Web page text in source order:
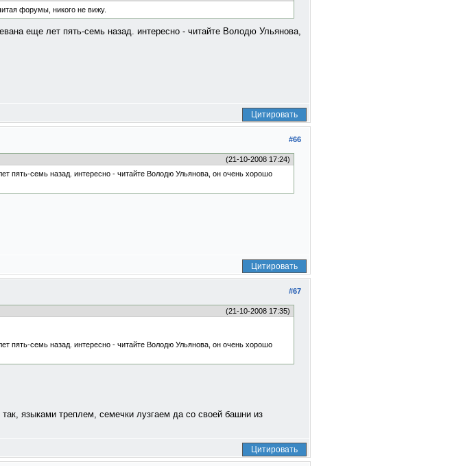
форумы, никого не вижу.
еще лет пять-семь назад. интересно - читайте Володю Ульянова,
Цитировать
#66
(21-10-2008 17:24)
пять-семь назад. интересно - читайте Володю Ульянова, он очень хорошо
Цитировать
#67
(21-10-2008 17:35)
пять-семь назад. интересно - читайте Володю Ульянова, он очень хорошо
языками треплем, семечки лузгаем да со своей башни из
Цитировать